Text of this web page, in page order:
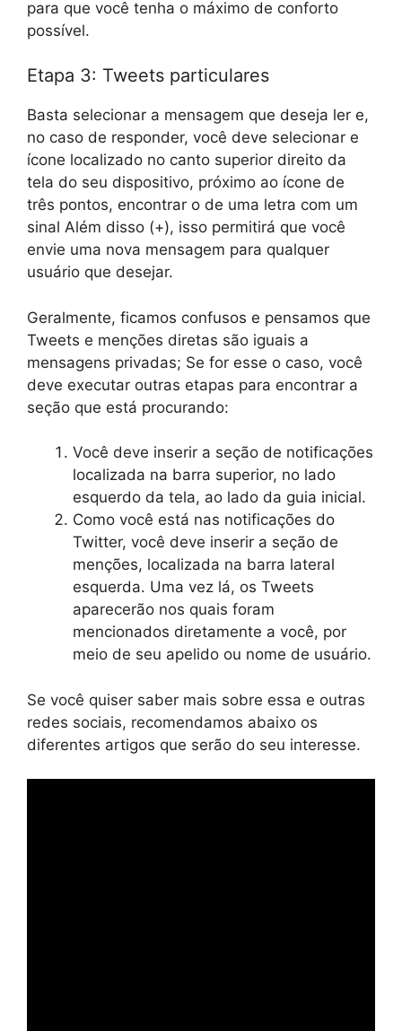
para que você tenha o máximo de conforto
possível.
Etapa 3: Tweets particulares
Basta selecionar a mensagem que deseja ler e,
no caso de responder, você deve selecionar e
ícone localizado no canto superior direito da
tela do seu dispositivo, próximo ao ícone de
três pontos, encontrar o de uma letra com um
sinal Além disso (+), isso permitirá que você
envie uma nova mensagem para qualquer
usuário que desejar.
Geralmente, ficamos confusos e pensamos que
Tweets e menções diretas são iguais a
mensagens privadas; Se for esse o caso, você
deve executar outras etapas para encontrar a
seção que está procurando:
Você deve inserir a seção de notificações
localizada na barra superior, no lado
esquerdo da tela, ao lado da guia inicial.
Como você está nas notificações do
Twitter, você deve inserir a seção de
menções, localizada na barra lateral
esquerda. Uma vez lá, os Tweets
aparecerão nos quais foram
mencionados diretamente a você, por
meio de seu apelido ou nome de usuário.
Se você quiser saber mais sobre essa e outras
redes sociais, recomendamos abaixo os
diferentes artigos que serão do seu interesse.